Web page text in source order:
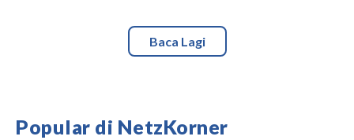
Baca Lagi
Popular di NetzKorner